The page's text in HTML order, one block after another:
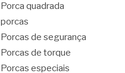
Porca quadrada
porcas
Porcas de segurança
Porcas de torque
Porcas especiais